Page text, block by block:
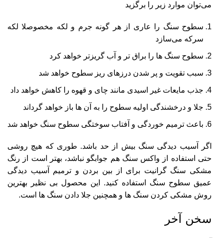
می‌توان موارد زیر را برگزید
سطوح سنگ را عاری از هر گونه جرم و لکه مخصوصلا لکه
سرکه می‌سازد
سطوح سنگ ها را براق تر و آب گریزتر خواهد کرد
سبب تقویت و پر شدن درزهای ریز سطوح خواهد شد
جذب مایعات غیر اسیدی مانند چای و قهوه را کاهش خواهد داد
جلا و درخشندگی اولیه سطوح را به آن ها باز خواهد گرداند
باعث ترمیم خوردگی و آفتاب سوختگی سطوح سنگ خواهد شد
اگر آسیب دیدگی سنگ بیش از حد باشد. طوری که هیچ روشی
حتی استفاده از واکس سنگ هم جوابگو نباشد، بهتر است از رنگ
مشکی سنگ گرانیت برای از بین بردن و ترمیم آسیب دیدگی
عمیق سطوح سنگ استفاده کنید. این محصول بی نظیر بهترین
روش مشکی کردن سنگ ها و همچنین جلا دادن سنگ ها است.
سخن آخر